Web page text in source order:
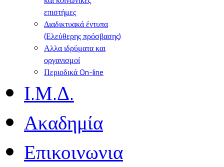
επιστήμες
Διαδικτυακά έντυπα
(Ελεύθερης πρόσβασης)
Αλλα ιδρύματα και
οργανισμοί
Περιοδικά On-line
Ι.Μ.Δ.
Ακαδημία
Επικοινωνια